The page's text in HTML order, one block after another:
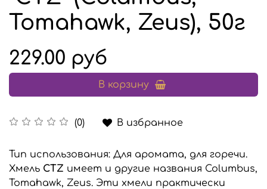
Tomahawk, Zeus), 50г
(0) В избранное
229.00 руб
В корзину
Тип использования: Для аромата, для горечи.
Хмель CTZ имеет и другие названия Columbus,
Tomahawk, Zeus. Эти хмели практически